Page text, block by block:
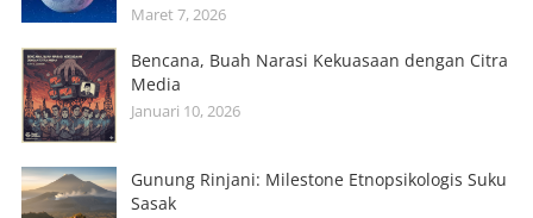
Maret 7, 2026
Bencana, Buah Narasi Kekuasaan dengan Citra
Media
Januari 10, 2026
Gunung Rinjani: Milestone Etnopsikologis Suku
Sasak